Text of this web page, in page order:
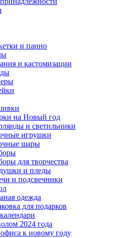
и панно
и кастомизации
на Новый год
и светильники
игрушки
шары
для творчества
и пледы
и подсвечники
одежда
для подарков
2024 года
к новому году